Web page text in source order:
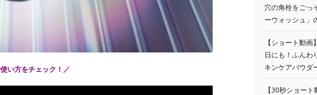
い方をチェック！／
穴の角栓をごっ
ーウォッシュ」
【ショート動
日にも！ふんわ
キンケアパウダ
【30秒ショー